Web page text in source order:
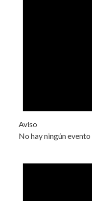
Aviso
No hay ningún evento